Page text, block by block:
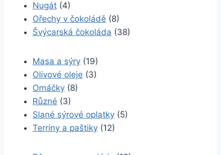
Nugát (4)
Ořechy v čokoládě (8)
Švýcarská čokoláda (38)
Masa a sýry (19)
Olivové oleje (3)
Omáčky (8)
Různé (3)
Slané sýrové oplatky (5)
Terriny a paštiky (12)